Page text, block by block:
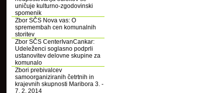
uničuje kulturno-zgodovinski
spomenik
Zbor SČS Nova vas: O
spremembah cen komunalnih
storitev
Zbor SČS CenterIvanCankar:
Udeleženci soglasno podprli
ustanovitev delovne skupine za
komunalo
Zbori prebivalcev
samoorganiziranih četrtnih in
krajevnih skupnosti Maribora 3. -
7. 2. 2014